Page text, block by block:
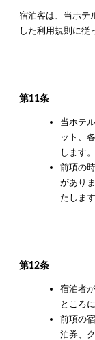
宿泊客は、当ホテ
した利用規則に従
第11条
当ホテ
ット、
します。
前項の
があり
たします
第12条
宿泊者
ところ
前項の
泊券、